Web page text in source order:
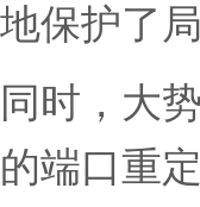
地保护了
同时，大
的端口重